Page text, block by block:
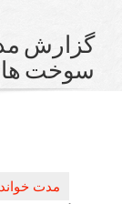
مدل
های